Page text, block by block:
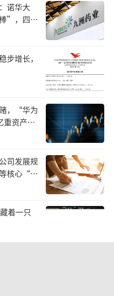
典美”的代名词，但
仍是个模糊的概念，
》和《甄嬛传》里女性
何况对汉服服饰构成
出现，率先为小众文
汉服爱好者第一次接
台，短视频平台是其
首选。
视频，竟然收获了如
开抖音的推荐机制，
诺华大
”，四大
步增长，
，“华为
重资产考
司发展规
核心“痛
着一只